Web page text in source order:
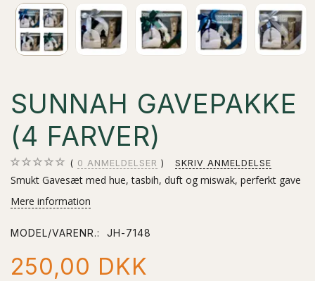
SUNNAH GAVEPAKKE
(4 FARVER)
0 ANMELDELSER SKRIV ANMELDELSE
Smukt Gavesæt med hue, tasbih, duft og miswak, perferkt gave
Mere information
MODEL/VARENR.: JH-7148
250,00 DKK